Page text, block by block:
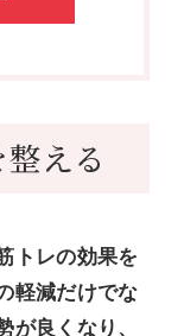
える
トレの効果を
軽減だけでな
が良くなり、